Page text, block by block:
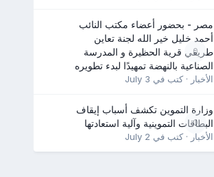
0
مصر - بحضور أعضاء مكتب النائب
أحمد خليل خير الله لجنة تعاين
طريقي قرية الحظيرة و المدرسة
الصناعية بالنهضة تمهيدًا لبدء تطويره
الأخبار · كتب في July 3
0
وزارة التموين تكشف أسباب إيقاف
البطاقات التموينية وآلية استعادتها
الأخبار · كتب في July 2